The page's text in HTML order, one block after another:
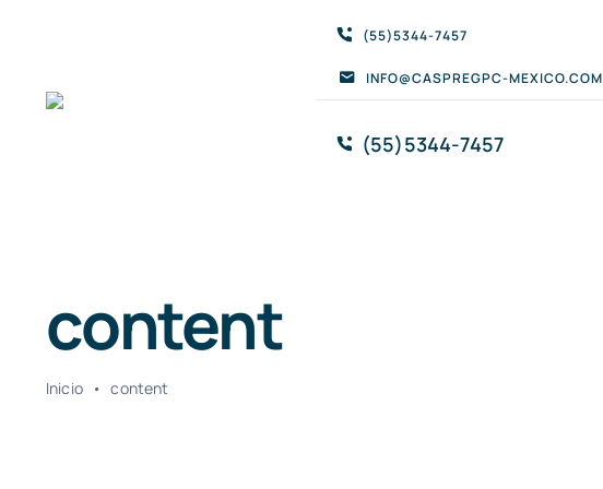
contenido
(55)5344-7457
INFO@CASPREGPC-MEXICO.COM
(55)5344-7457
content
Inicio • content